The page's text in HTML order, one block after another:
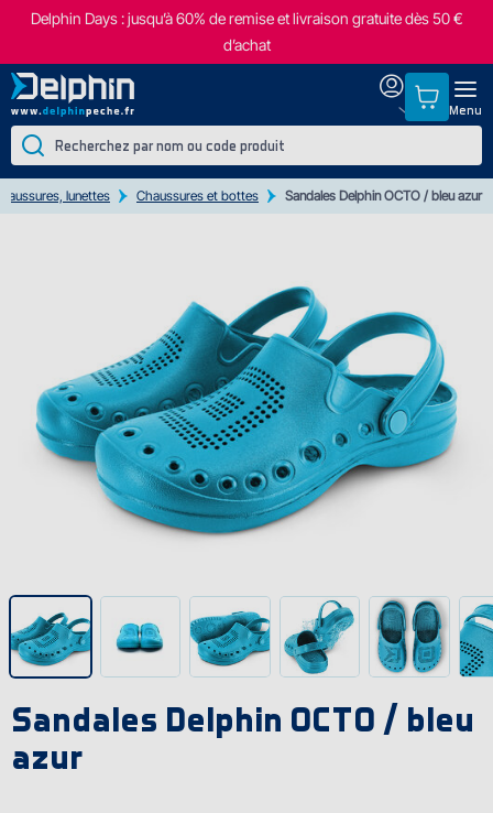
Delphin Days : jusqu’à 60% de remise et livraison gratuite dès 50 €
d’achat
Menu
lunettes Chaussures et bottes Sandales Delphin OCTO / bleu azur
Sandales Delphin OCTO / bleu
azur